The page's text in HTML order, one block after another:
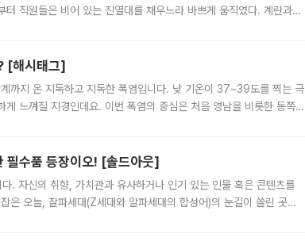
직원들은 비어 있는 진열대를 채우느라 바쁘게 움직였다. 계란과
[해시태그]
계까지 온 지독하고 지독한 폭염입니다. 낮 기온이 37~39도를 찍는 극
느껴질 지경인데요. 이번 폭염의 중심은 처음 영남을 비롯한 동쪽
필수품 등장이오! [솔드아웃]
. 자신의 취향, 가치관과 유사하거나 인기 있는 인물 혹은 콘텐츠를
오늘, 잘파세대(Z세대와 알파세대의 합성어)의 눈길이 쏠린 곳은